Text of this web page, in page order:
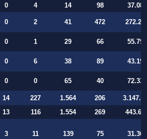
0 4 14 98
37.084
0 2 41 472
0 1 29 66
55.794
0 6 38 89
43.197
0 0 65 40 72.332
14 227 1.564 206
13 116 1.554 269
3 11 139 75 31.364